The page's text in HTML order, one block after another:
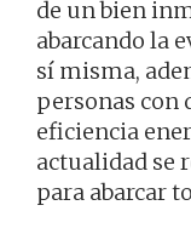
de un bien
abarcando la
sí misma,
personas con
eficiencia
actualidad se
para abarcar